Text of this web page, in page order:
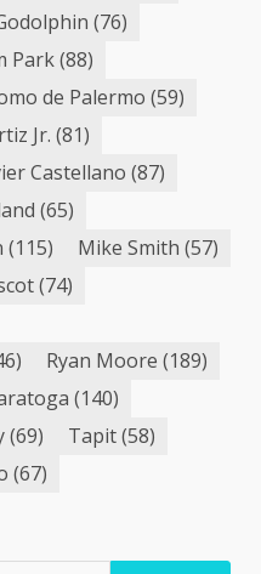
(76)
Park(88)
de Palermo (59)
Jr. (81)
Castellano (87)
(65)
(115) Mike Smith (57)
(74)
Ryan Moore (189)
(140)
(69) Tapit(58)
(67)